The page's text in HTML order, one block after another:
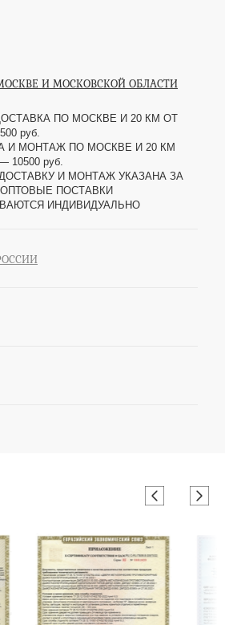
И МОСКОВСКОЙ ОБЛАСТИ
ПО МОСКВЕ И 20 КМ ОТ
руб.
И МОНТАЖ ПО МОСКВЕ И 20 КМ
10500 руб.
И МОНТАЖ УКАЗАНА ЗА
ПОСТАВКИ
ИНДИВИДУАЛЬНО